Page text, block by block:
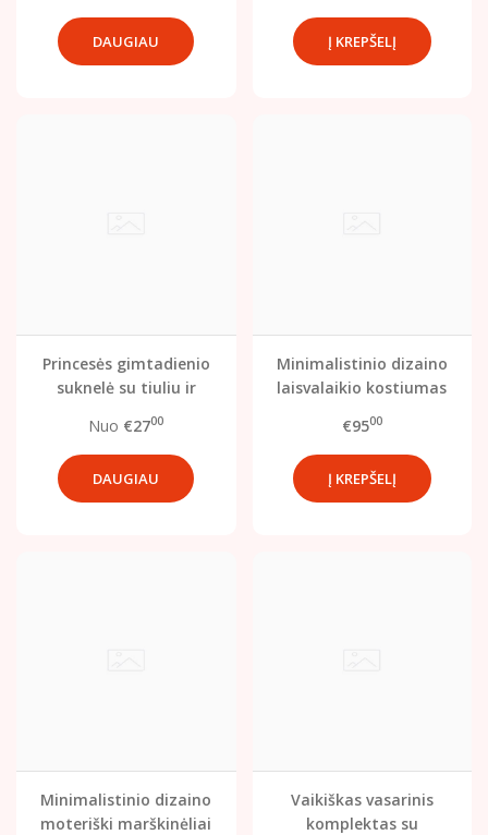
DAUGIAU
Princesės gimtadienio
suknelė su tiuliu ir
Nuo €2700
DAUGIAU
Minimalistinio dizaino
laisvalaikio kostiumas
€9500
Minimalistinio dizaino
moteriški marškinėliai
Vaikiškas vasarinis
komplektas su